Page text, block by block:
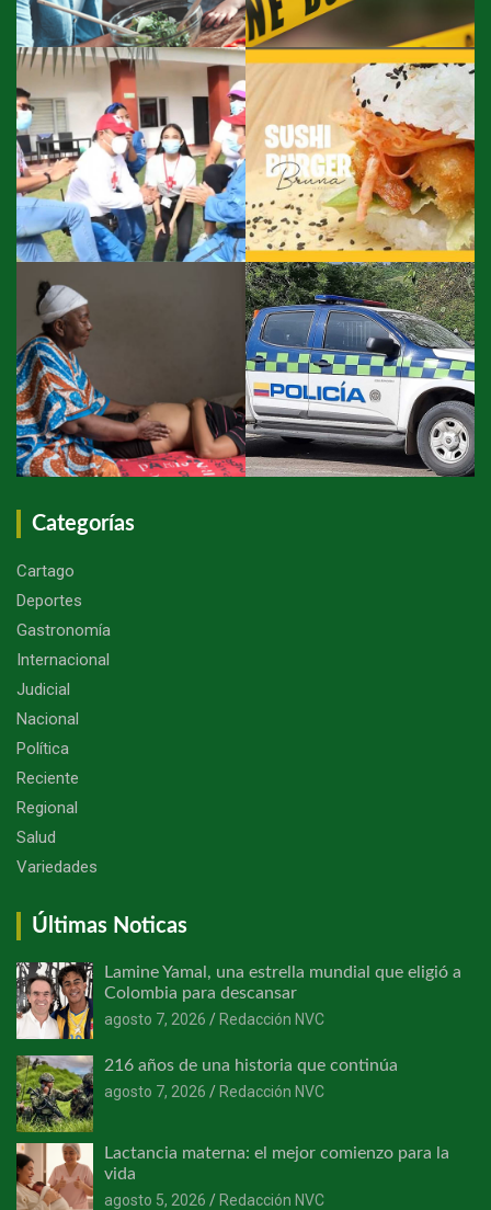
Categorías
Cartago
Deportes
Gastronomía
Internacional
Judicial
Nacional
Política
Reciente
Regional
Salud
Variedades
Últimas Noticas
Lamine Yamal, una estrella mundial que eligió a
Colombia para descansar
agosto 7, 2026
Redacción NVC
216 años de una historia que continúa
agosto 7, 2026
Redacción NVC
Lactancia materna: el mejor comienzo para la
vida
agosto 5, 2026
Redacción NVC